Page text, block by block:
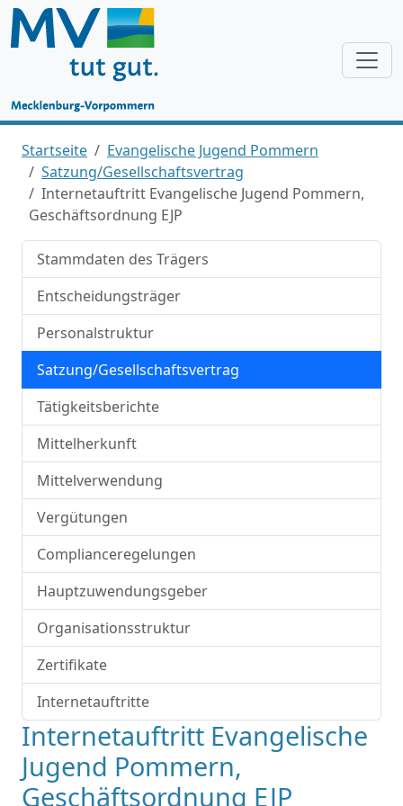
Startseite
Evangelische Jugend Pommern
Satzung/Gesellschaftsvertrag
Internetauftritt Evangelische Jugend Pommern,
Geschäftsordnung EJP
Stammdaten des Trägers
Entscheidungsträger
Personalstruktur
Satzung/Gesellschaftsvertrag
Tätigkeitsberichte
Mittelherkunft
Mittelverwendung
Vergütungen
Complianceregelungen
Hauptzuwendungsgeber
Organisationsstruktur
Zertifikate
Internetauftritte
Internetauftritt Evangelische
Jugend Pommern,
Geschäftsordnung EJP